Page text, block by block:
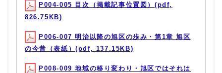
P004-005 目次（掲載記事位置図）(pdf,
826.75KB)
P006-007 明治以降の旭区の歩み・第1章 旭区
の今昔（表紙）(pdf, 137.15KB)
P008-009 地域の移り変わり・旭区ではそれは